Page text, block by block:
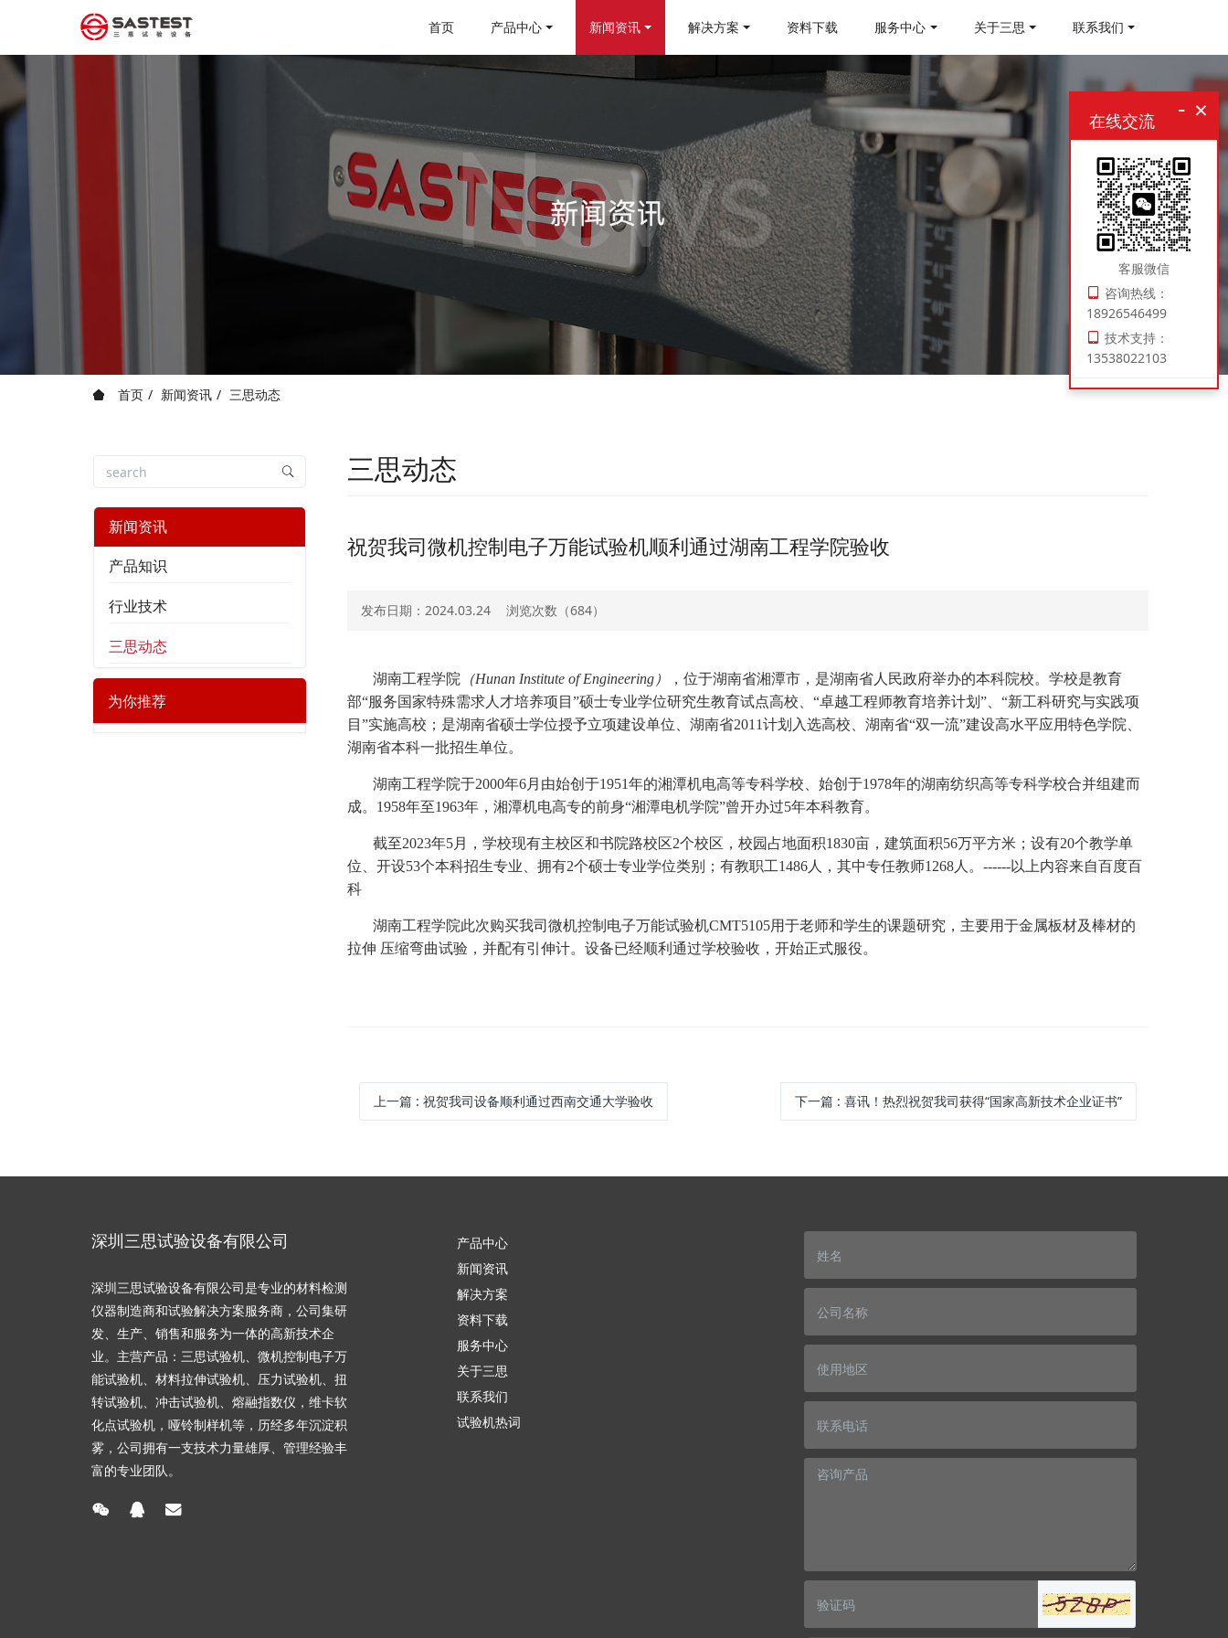
首页 产品中心 新闻资讯 解决方案 资料下载 服务中心 关于三思 联系我们
首页 新闻资讯 三思动态
三思动态
祝贺我司微机控制电子万能试验机顺利通过湖南工程学院验收
发布日期：2024.03.24 浏览次数（684）
湖南工程学院 （Hunan Institute of Engineering）
，位于湖南省湘潭市，是湖南省人民政府举办的本科院校。学校是教育
部“服务国家特殊需求人才培养项目”硕士专业学位研究生教育试点高校、“卓越工程师教育培养计划”、“新工科研究与实践项
目”实施高校；是湖南省硕士学位授予立项建设单位、湖南省2011计划入选高校、湖南省“双一流”建设高水平应用特色学院、
湖南省本科一批招生单位。
湖南工程学院于2000年6月由始创于1951年的湘潭机电高等专科学校、始创于1978年的湖南纺织高等专科学校合并组建而
成。1958年至1963年，湘潭机电高专的前身“湘潭电机学院”曾开办过5年本科教育。
截至2023年5月，学校现有主校区和书院路校区2个校区，校园占地面积1830亩，建筑面积56万平方米；设有20个教学单
位、开设53个本科招生专业、拥有2个硕士专业学位类别；有教职工1486人，其中专任教师1268人。------以上内容来自百度百
科
湖南工程学院此次购买我司微机控制电子万能试验机CMT5105用于老师和学生的课题研究，主要用于金属板材及棒材的
拉伸 压缩弯曲试验，并配有引伸计。设备已经顺利通过学校验收，开始正式服役。
上一篇: 祝贺我司设备顺利通过西南交通大学验收 下一篇: 喜讯！热烈祝贺我司获得“国家高新技术企业证书”
新闻资讯
产品知识
行业技术
三思动态
为你推荐
深圳三思试验设备有限公司
深圳三思试验设备有限公司是专业的材料检测
仪器制造商和试验解决方案服务商，公司集研
发、生产、销售和服务为一体的高新技术企
业。主营产品：三思试验机、微机控制电子万
能试验机、材料拉伸试验机、压力试验机、扭
转试验机、冲击试验机、熔融指数仪，维卡软
化点试验机，哑铃制样机等，历经多年沉淀积
雾，公司拥有一支技术力量雄厚、管理经验丰
富的专业团队。
产品中心
新闻资讯
解决方案
资料下载
服务中心
关于三思
联系我们
试验机热词
×
-
在线交流
客服微信
咨询热线：
18926546499
技术支持：
13538022103